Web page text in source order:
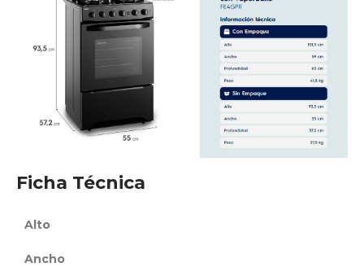
Ficha Técnica
Alto
Ancho